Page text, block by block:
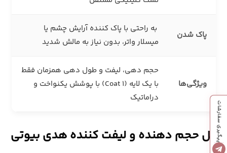
پاک‌ شدن
به راحتی با پاک‌ کننده آرایش چشم یا
میسلار واتر، بدون نیاز به مالش شدید
ویژگی‌ها
حجم‌ دهی، لیفت و طول‌ دهی همزمان فقط
با یک لایه (1 Coat) با پوشش یکنواخت و
دراماتیک
ریمل حجم دهنده و لیفت کننده هدی بیوتی
پیگیری سفارشات